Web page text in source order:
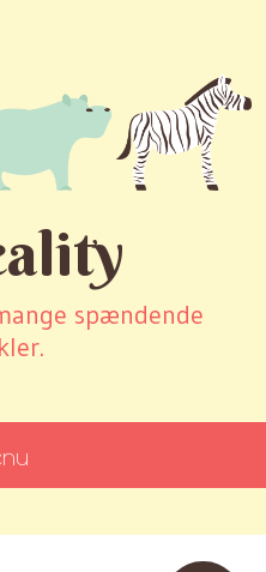
spændende